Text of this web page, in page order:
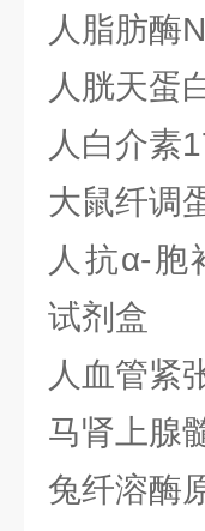
人脂肪酶
人胱天蛋
人白介素
大鼠纤调
人抗α-胞
试剂盒
人血管紧
马肾上腺
兔纤溶酶